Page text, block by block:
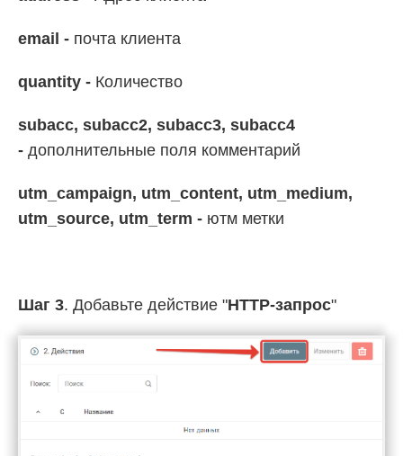
email - почта клиента
quantity - Количество
subacc, subacc2, subacc3, subacc4
- дополнительные поля комментарий
utm_campaign, utm_content, utm_medium,
utm_source, utm_term - ютм метки
Шаг 3. Добавьте действие "HTTP-запрос"